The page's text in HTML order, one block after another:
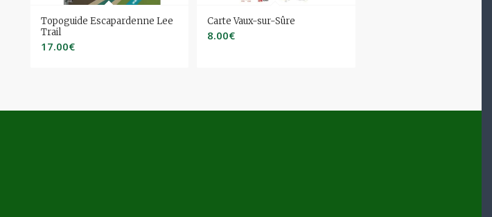
Topoguide Escapardenne Lee
Trail
17.00€
Carte Vaux-sur-Sûre
8.00€